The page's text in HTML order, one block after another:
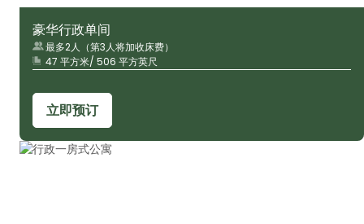
豪华行政单间
最多2人（第3人将加收床费）
47 平方米/ 506 平方英尺
立即预订